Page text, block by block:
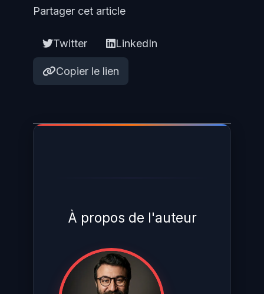
Partager cet article
Twitter LinkedIn
Copier le lien
À propos de l'auteur